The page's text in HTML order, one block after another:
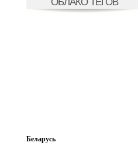
Беларусь